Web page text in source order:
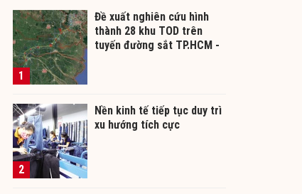
1
Đề xuất nghiên cứu hình
thành 28 khu TOD trên
tuyến đường sắt TP.HCM -
2
Nền kinh tế tiếp tục duy trì
xu hướng tích cực